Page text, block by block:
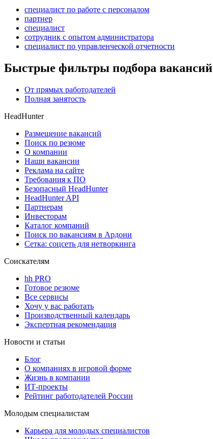
специалист по работе с персоналом
партнер
специалист
сотрудник с опытом администратора
специалист по управленческой отчетности
Быстрые фильтры подбора вакансий
От прямых работодателей
Полная занятость
HeadHunter
Размещение вакансий
Поиск по резюме
О компании
Наши вакансии
Реклама на сайте
Требования к ПО
Безопасный HeadHunter
HeadHunter API
Партнерам
Инвесторам
Каталог компаний
Поиск по вакансиям в Ардони
Сетка: соцсеть для нетворкинга
Соискателям
hh PRO
Готовое резюме
Все сервисы
Хочу у вас работать
Производственный календарь
Экспертная рекомендация
Новости и статьи
Блог
О компаниях в игровой форме
Жизнь в компании
ИТ-проекты
Рейтинг работодателей России
Молодым специалистам
Карьера для молодых специалистов